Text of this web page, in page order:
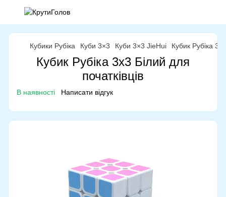
Кубики Рубіка Куби 3×3 Куби 3×3 JieHui Кубик Рубіка
Кубик Рубіка 3x3 Білий для
початківців
В наявності Написати відгук